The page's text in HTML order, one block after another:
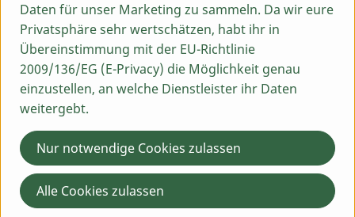
Herkunft
Hersteller: LÜW
Lüttes Welt Naturkosmetik
Du hast eine Frage? Wir helfen dir gern:
Daten für unser Marketing zu sammeln. Da wir eure
Privatsphäre sehr wertschätzen, habt ihr in
Übereinstimmung mit der EU-Richtlinie
2009/136/EG (E-Privacy) die Möglichkeit genau
einzustellen, an welche Dienstleister ihr Daten
weitergebt.
Nur notwendige Cookies zulassen
Alle Cookies zulassen